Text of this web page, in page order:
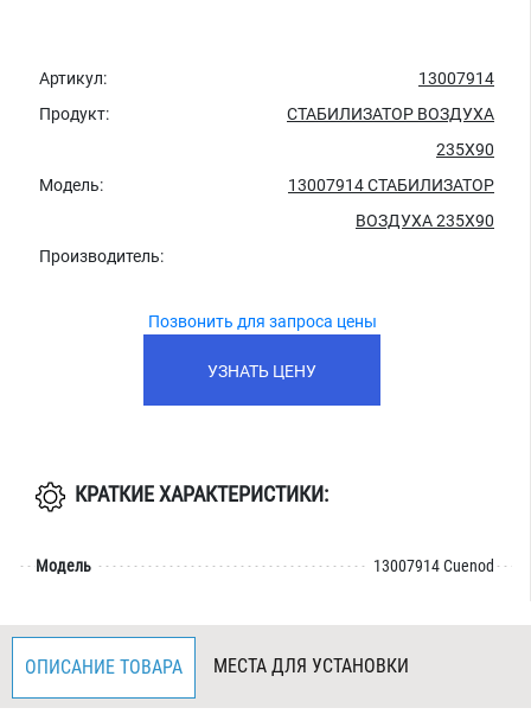
Артикул:
13007914
Продукт:
СТАБИЛИЗАТОР ВОЗДУХА
235X90
Модель:
13007914 СТАБИЛИЗАТОР
ВОЗДУХА 235X90
Производитель:
Позвонить для запроса цены
УЗНАТЬ ЦЕНУ
КРАТКИЕ ХАРАКТЕРИСТИКИ:
Модель 13007914 Cuenod
ОПИСАНИЕ ТОВАРА МЕСТА ДЛЯ УСТАНОВКИ